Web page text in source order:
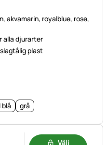
akvamarin, royalblue, rose,
alla djurarter
plast
blå grå
Välj